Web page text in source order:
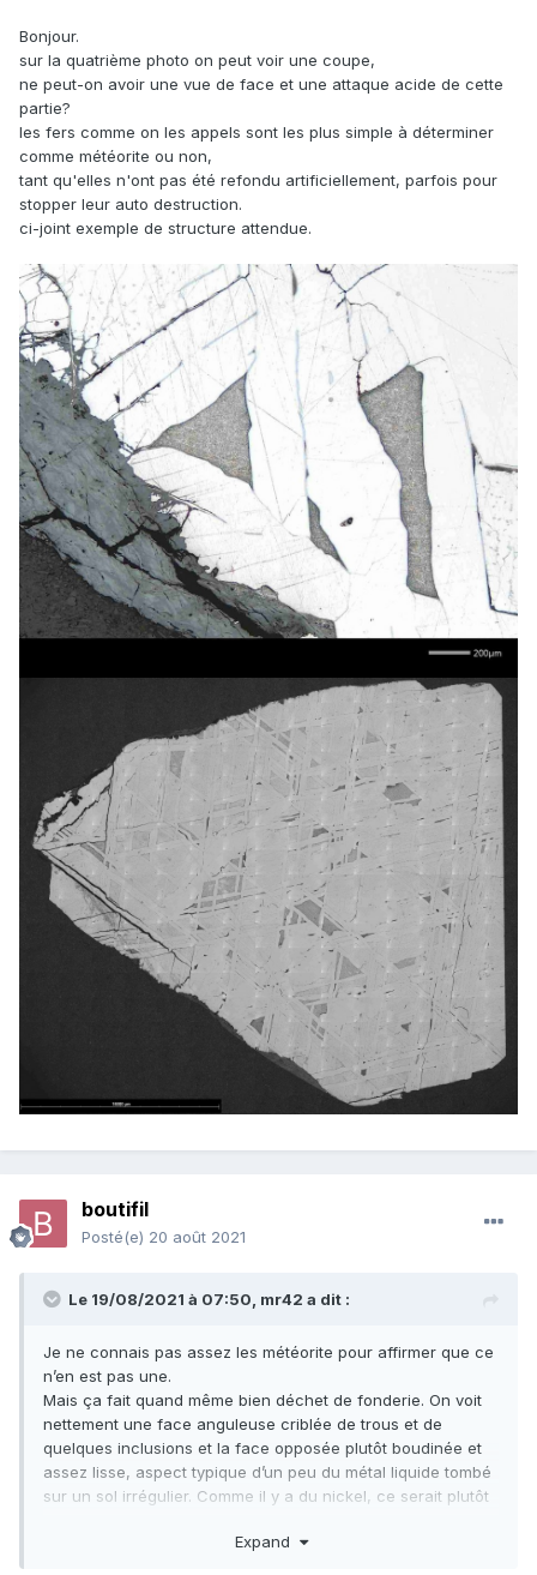
Bonjour.
sur la quatrième photo on peut voir une coupe,
ne peut-on avoir une vue de face et une attaque acide de cette
partie?
les fers comme on les appels sont les plus simple à déterminer
comme météorite ou non,
tant qu'elles n'ont pas été refondu artificiellement, parfois pour
stopper leur auto destruction.
ci-joint exemple de structure attendue.
boutifil
Posté(e) 20 août 2021
Le 19/08/2021 à 07:50, mr42 a dit :
Je ne connais pas assez les météorite pour affirmer que ce
n’en est pas une.
Mais ça fait quand même bien déchet de fonderie. On voit
nettement une face anguleuse criblée de trous et de
quelques inclusions et la face opposée plutôt boudinée et
assez lisse, aspect typique d’un peu du métal liquide tombé
sur un sol irrégulier. Comme il y a du nickel, ce serait plutôt
Je suppose que c’est bien du métal, un matériau fragile
Expand